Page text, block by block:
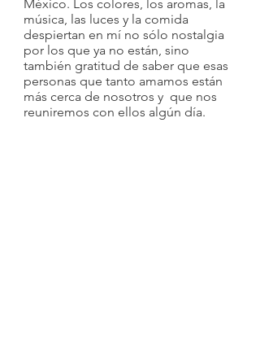
México. Los colores, los aromas, la
música, las luces y la comida
despiertan en mí no sólo nostalgia
por los que ya no están, sino
también gratitud de saber que esas
personas que tanto amamos están
más cerca de nosotros y  que nos
reuniremos con ellos algún día.